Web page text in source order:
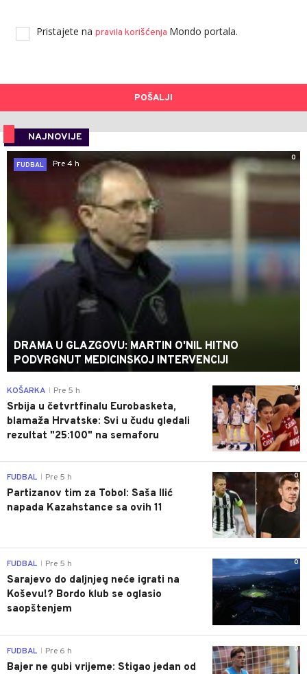
Pristajete na pravila korišćenja Mondo portala.
POŠALJI
NAJNOVIJE
0
FUDBAL
Pre 4 h
DRAMA U GLAZGOVU: MARTIN O'NIL HITNO
PODVRGNUT MEDICINSKOJ INTERVENCIJI
0
KOŠARKA Pre 5 h
Srbija u četvrtfinalu Eurobasketa,
blamaža Hrvatske: Svi u čudu gledali
rezultat "25:100" na semaforu
0
FUDBAL Pre 5 h
Partizanov tim za Tobol: Saša Ilić
napada Kazahstance sa ovih 11
0
FUDBAL Pre 5 h
Sarajevo do daljnjeg neće igrati na
Koševu!? Bordo klub se oglasio
saopštenjem
0
FUDBAL Pre 6 h
Bajer ne gubi vrijeme: Stigao jedan od